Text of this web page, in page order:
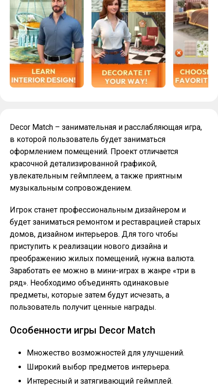
Decor Match – занимательная и расслабляющая игра,
в которой пользователь будет заниматься
оформлением помещений. Проект отличается
красочной детализированной графикой,
увлекательным геймплеем, а также приятным
музыкальным сопровождением.
Игрок станет профессиональным дизайнером и
будет заниматься ремонтом и реставрацией старых
домов, дизайном интерьеров. Для того чтобы
приступить к реализации нового дизайна и
преображению жилых помещений, нужна валюта.
Заработать ее можно в мини-играх в жанре «три в
ряд». Необходимо объединять одинаковые
предметы, которые затем будут исчезать, а
пользователь получит ценные награды.
Особенности игры Decor Match
Множество возможностей для улучшений.
Широкий выбор предметов интерьера.
Интересный и затягивающий геймплей.